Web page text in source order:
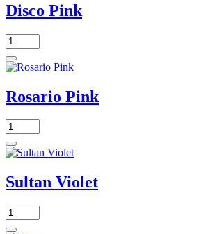
Disco Pink
Rosario Pink
Sultan Violet